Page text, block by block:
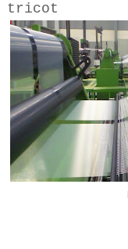
tricot